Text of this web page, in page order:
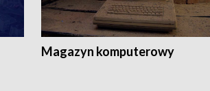
Magazyn komputerowy